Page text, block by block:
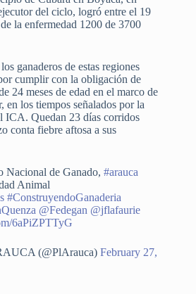
del ciclo, logró entre el 19
la enfermedad 1200 de 3700
ganaderos de estas regiones
cumplir con la obligación de
24 meses de edad en el marco de
en los tiempos señalados por la
ICA. Quedan 23 días corridos
conta fiebre aftosa a sus
Nacional de Ganado, #arauca
Animal
#ConstruyendoGanaderia
@Fedegan @jflafaurie
6aPiZPTTyG
(@PlArauca) February 27,